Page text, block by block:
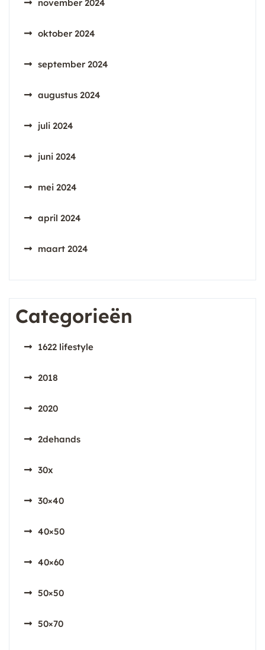
november 2024
oktober 2024
september 2024
augustus 2024
juli 2024
juni 2024
mei 2024
april 2024
maart 2024
Categorieën
1622 lifestyle
2018
2020
2dehands
30x
30×40
40×50
40×60
50×50
50×70